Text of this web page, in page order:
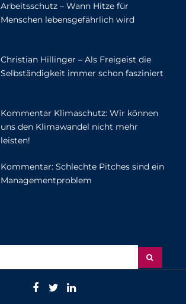
Arbeitsschutz – Wann Hitze für
Menschen lebensgefährlich wird
Christian Hillinger – Als Freigeist die
Selbständigkeit immer schon fasziniert
Kommentar Klimaschutz: Wir können
uns den Klimawandel nicht mehr
leisten!
Kommentar: Schlechte Pitches sind ein
Managementproblem